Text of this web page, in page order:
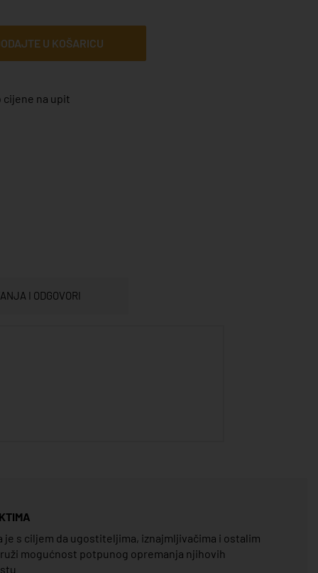
U KOŠARICU
cijene na upit
I ODGOVORI
je s ciljem da ugostiteljima, iznajmljivačima i ostalim
mogućnost potpunog opremanja njihovih